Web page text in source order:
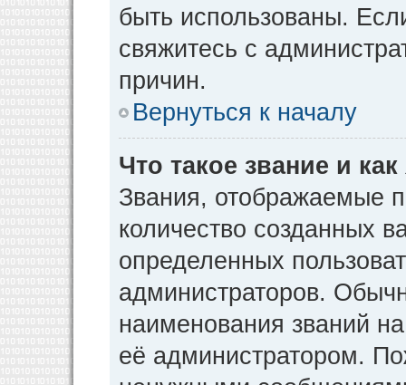
быть использованы.
свяжитесь с
причин.
Вернуться к началу
Что такое звание и
Звания, отображаемые
количество созданных
определенных
администраторов.
наименования званий
её администратором.